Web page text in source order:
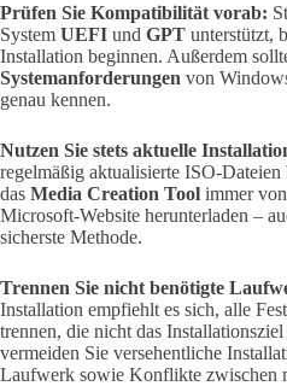
Prüfen Sie Kompatibilität vorab:
System UEFI und GPT unterstützt,
Installation beginnen. Außerdem
Systemanforderungen von
genau kennen.
Nutzen Sie stets aktuelle
regelmäßig aktualisierte ISO-Dateien
das Media Creation Tool immer
Microsoft-Website herunterladen –
sicherste Methode.
Trennen Sie nicht benötigte
Installation empfiehlt es sich, alle
trennen, die nicht das
vermeiden Sie versehentliche
Laufwerk sowie Konflikte zwischen